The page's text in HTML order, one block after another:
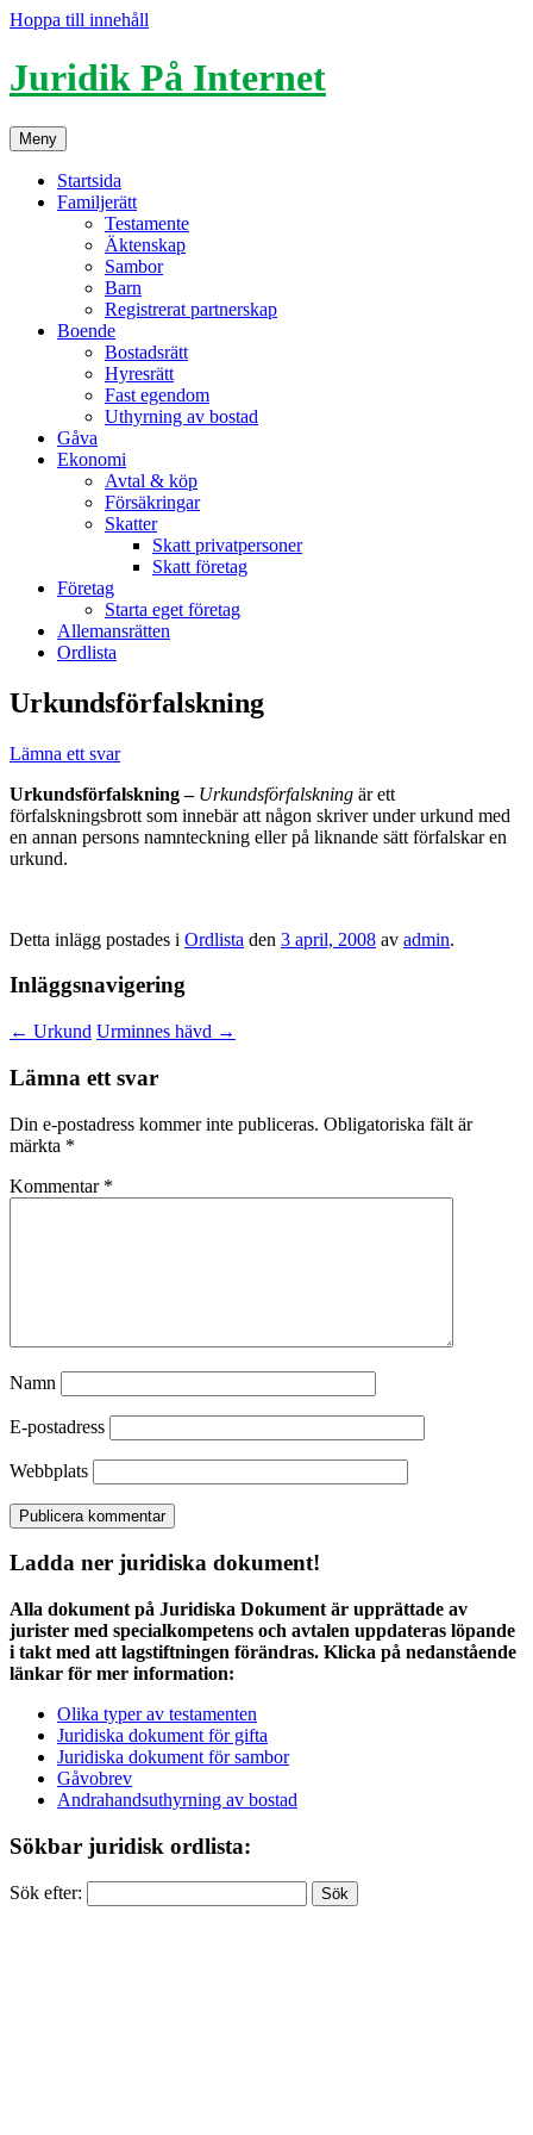
Hoppa till innehåll
Juridik På Internet
Meny
Startsida
Familjerätt
Testamente
Äktenskap
Sambor
Barn
Registrerat partnerskap
Boende
Bostadsrätt
Hyresrätt
Fast egendom
Uthyrning av bostad
Gåva
Ekonomi
Avtal & köp
Försäkringar
Skatter
Skatt privatpersoner
Skatt företag
Företag
Starta eget företag
Allemansrätten
Ordlista
Urkundsförfalskning
Lämna ett svar
Urkundsförfalskning – Urkundsförfalskning är ett
förfalskningsbrott som innebär att någon skriver under urkund med
en annan persons namnteckning eller på liknande sätt förfalskar en
urkund.
Detta inlägg postades i Ordlista den 3 april, 2008 av admin.
Inläggsnavigering
← Urkund Urminnes hävd →
Lämna ett svar
Din e-postadress kommer inte publiceras. Obligatoriska fält är
märkta *
Kommentar *
Namn
E-postadress
Webbplats
Ladda ner juridiska dokument!
Alla dokument på Juridiska Dokument är upprättade av
jurister med specialkompetens och avtalen uppdateras löpande
i takt med att lagstiftningen förändras. Klicka på nedanstående
länkar för mer information:
Olika typer av testamenten
Juridiska dokument för gifta
Juridiska dokument för sambor
Gåvobrev
Andrahandsuthyrning av bostad
Sökbar juridisk ordlista:
Sök efter: